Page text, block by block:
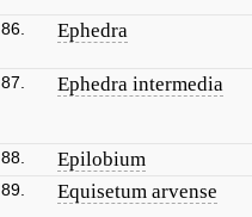
86. Ephedra
87. Ephedra intermedia
88. Epilobium
89. Equisetum arvense